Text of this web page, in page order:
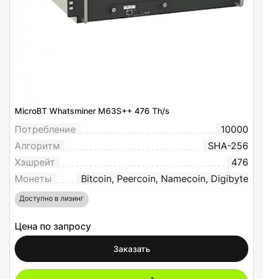
MicroBT Whatsminer M63S++ 476 Th/s
Потребление
10000
Алгоритм
SHA-256
Хэшрейт
476
Монеты
Bitcoin, Peercoin, Namecoin, Digibyte
Доступно в лизинг
Цена по запросу
Заказать